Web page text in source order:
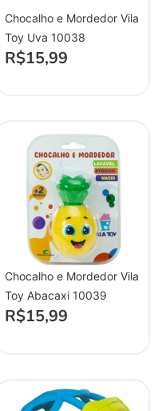
Chocalho e Mordedor Vila
Toy Uva 10038
R$15,99
Chocalho e Mordedor Vila
Toy Abacaxi 10039
R$15,99